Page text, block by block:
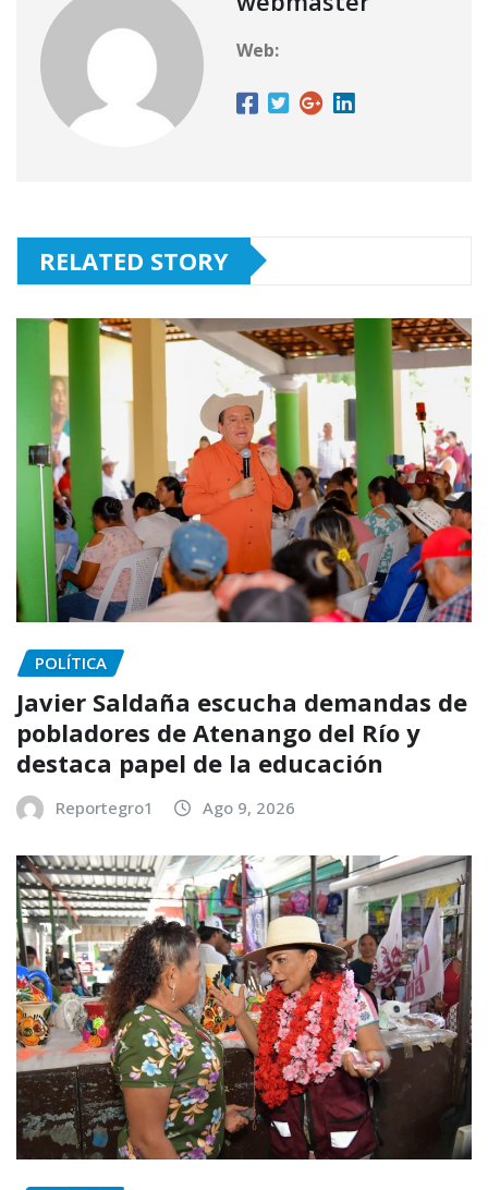
Web:
RELATED STORY
POLÍTICA
Javier Saldaña escucha demandas de
pobladores de Atenango del Río y
destaca papel de la educación
Reportegro1 Ago 9, 2026